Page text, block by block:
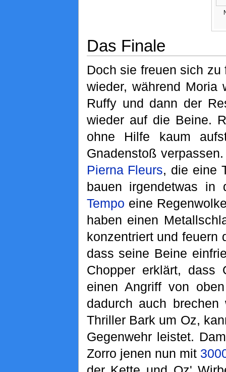
Das Finale
Doch sie freuen sich
wieder, während Moria
Ruffy und dann der
wieder auf die Beine.
ohne Hilfe kaum
Gnadenstoß
Pierna Fleurs, die eine
bauen irgendetwas
Tempo eine
haben einen
konzentriert und feuern
dass seine Beine
Chopper erklärt, dass
einen Angriff von
dadurch auch
Thriller Bark um Oz,
Gegenwehr leistet.
Zorro jenen nun mit